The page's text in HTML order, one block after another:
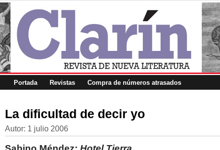
Portada Revistas Compra de números atrasados
La dificultad de decir yo
Autor: 1 julio 2006